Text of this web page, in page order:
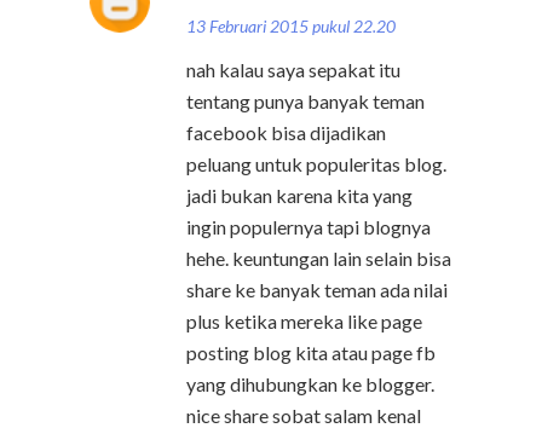
13 Februari 2015 pukul 22.20
nah kalau saya sepakat itu
tentang punya banyak teman
facebook bisa dijadikan
peluang untuk populeritas blog.
jadi bukan karena kita yang
ingin populernya tapi blognya
hehe. keuntungan lain selain bisa
share ke banyak teman ada nilai
plus ketika mereka like page
posting blog kita atau page fb
yang dihubungkan ke blogger.
nice share sobat salam kenal